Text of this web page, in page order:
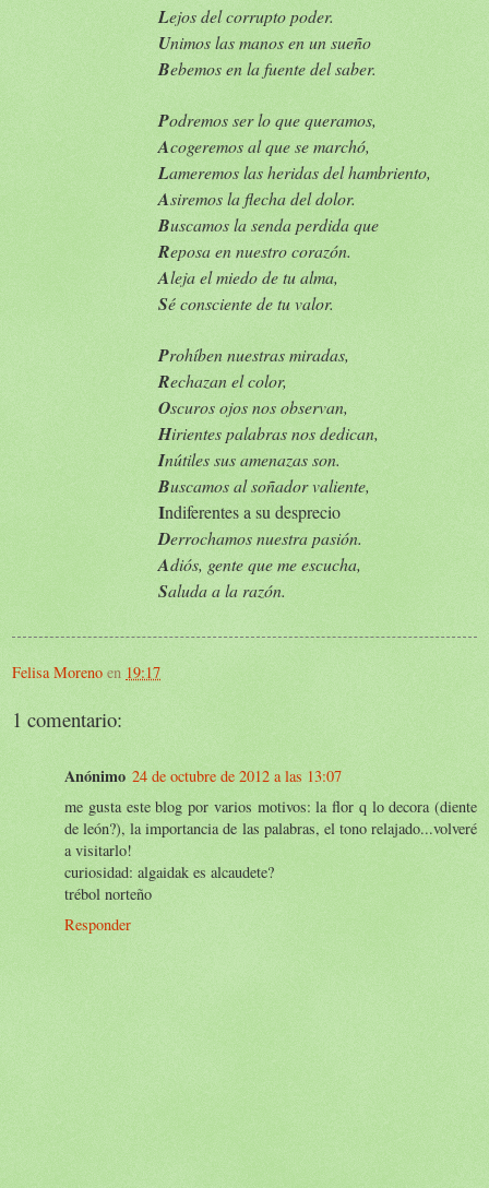
Lejos del corrupto poder.
Unimos las manos en un sueño
Bebemos en la fuente del saber.
Podremos ser lo que queramos,
Acogeremos al que se marchó,
Lameremos las heridas del hambriento,
Asiremos la flecha del dolor.
Buscamos la senda perdida que
Reposa en nuestro corazón.
Aleja el miedo de tu alma,
Sé consciente de tu valor.
Prohíben nuestras miradas,
Rechazan el color,
Oscuros ojos nos observan,
Hirientes palabras nos dedican,
Inútiles sus amenazas son.
Buscamos al soñador valiente,
Indiferentes a su desprecio
Derrochamos nuestra pasión.
Adiós, gente que me escucha,
Saluda a la razón.
Felisa Moreno en 19:17
1 comentario:
Anónimo 24 de octubre de 2012 a las 13:07
me gusta este blog por varios motivos: la flor q lo decora (diente
de león?), la importancia de las palabras, el tono relajado...volveré
a visitarlo!
curiosidad: algaidak es alcaudete?
trébol norteño
Responder